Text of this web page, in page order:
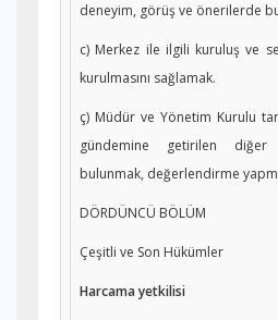
deneyim, görüş ve önerilerde
c) Merkez ile ilgili kuruluş ve
kurulmasını sağlamak.
ç) Müdür ve Yönetim Kurulu
gündemine getirilen diğer
bulunmak, değerlendirme
DÖRDÜNCÜ BÖLÜM
Çeşitli ve Son Hükümler
Harcama yetkilisi